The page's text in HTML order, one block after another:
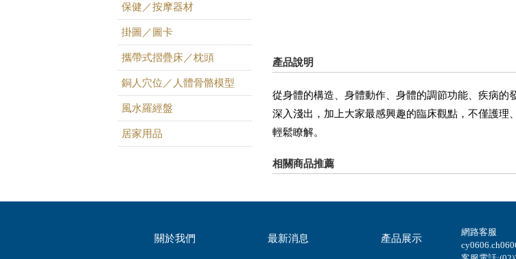
保健／按摩器材
掛圖／圖卡
攜帶式摺疊床／枕頭
銅人穴位／人體骨骼模型
風水羅經盤
居家用品
產品說明
從身體的構造、身體動作、身體的調節功能、疾病的
深入淺出，加上大家最感興趣的臨床觀點，不僅護
輕鬆瞭解。
相關商品推薦
關於我們 最新消息 產品展示
網路客服